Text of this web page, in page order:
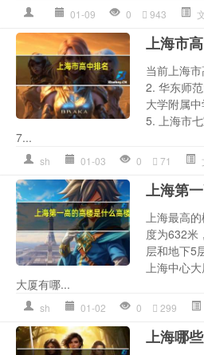
01-09 0 943
上海市
当前上海
2. 华东师
大学附属
5. 上海市
7...
sh 01-03 0 71
上海第
上海最高
度为632米
层和地下5
上海中心
大厦有哪...
sh 01-02 0 299
上海哪